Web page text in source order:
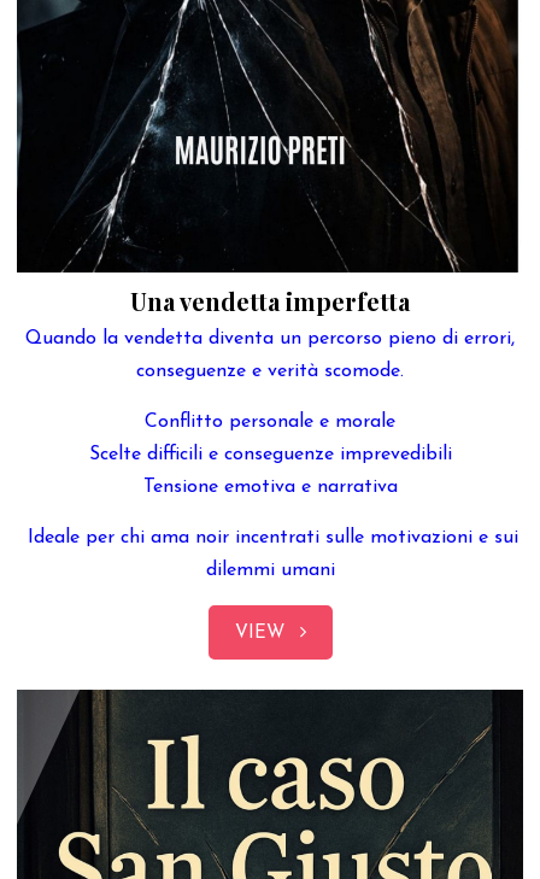
Una vendetta imperfetta
Quando la vendetta diventa un percorso pieno di errori,
conseguenze e verità scomode.
Conflitto personale e morale
Scelte difficili e conseguenze imprevedibili
Tensione emotiva e narrativa
Ideale per chi ama noir incentrati sulle motivazioni e sui
dilemmi umani
VIEW